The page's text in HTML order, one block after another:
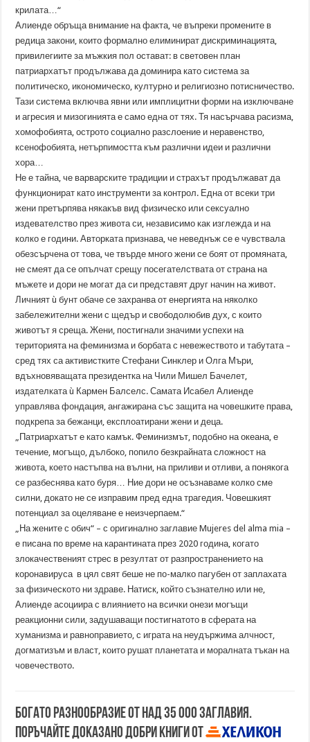
крилата…“
Алиенде обръща внимание на факта, че въпреки промените в
редица закони, които формално елиминират дискриминацията,
привилегиите за мъжкия пол остават: в световен план
патриархатът продължава да доминира като система за
политическо, икономическо, културно и религиозно потисничество.
Тази система включва явни или имплицитни форми на изключване
и агресия и мизогинията е само една от тях. Тя насърчава расизма,
хомофобията, острото социално разслоение и неравенство,
ксенофобията, нетърпимостта към различни идеи и различни
хора…
Не е тайна, че варварските традиции и страхът продължават да
функционират като инструменти за контрол. Една от всеки три
жени претърпява някакъв вид физическо или сексуално
издевателство през живота си, независимо как изглежда и на
колко е години. Авторката признава, че неведнъж се е чувствала
обезсърчена от това, че твърде много жени се боят от промяната,
не смеят да се опълчат срещу посегателствата от страна на
мъжете и дори не могат да си представят друг начин на живот.
Личният ù бунт обаче се захранва от енергията на няколко
забележителни жени с щедър и свободолюбив дух, с които
животът я среща. Жени, постигнали значими успехи на
територията на феминизма и борбата с невежеството и табутата –
сред тях са активистките Стефани Синклер и Олга Мъри,
вдъхновяващата президентка на Чили Мишел Бачелет,
издателката ù Кармен Балселс. Самата Исабел Алиенде
управлява фондация, ангажирана със защита на човешките права,
подкрепа за бежанци, експлоатирани жени и деца.
„Патриархатът е като камък. Феминизмът, подобно на океана, е
течение, могъщо, дълбоко, попило безкрайната сложност на
живота, което настъпва на вълни, на приливи и отливи, а понякога
се разбеснява като буря… Ние дори не осъзнаваме колко сме
силни, докато не се изправим пред една трагедия. Човешкият
потенциал за оцеляване е неизчерпаем.“
„На жените с обич“ – с оригинално заглавие Mujeres del alma mia –
е писана по време на карантината през 2020 година, когато
злокачественият стрес в резултат от разпространението на
коронавируса в цял свят беше не по-малко пагубен от заплахата
за физическото ни здраве. Натиск, който съзнателно или не,
Алиенде асоциира с влиянието на всички онези могъщи
реакционни сили, задушаващи постигнатото в сферата на
хуманизма и равноправието, с играта на неудържима алчност,
догматизъм и власт, които рушат планетата и моралната тъкан на
човечеството.
Богато разнообразие от над 35 000 заглавия.
Поръчайте доказано добри книги от